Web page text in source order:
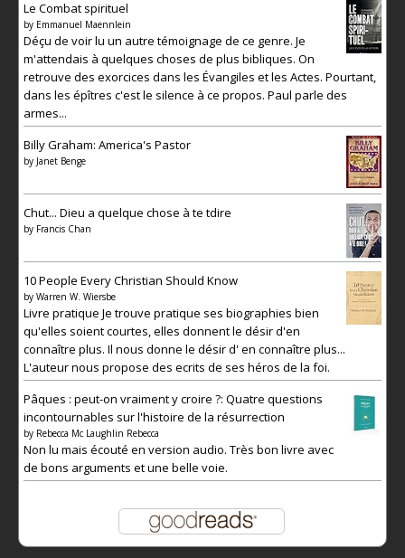
Le Combat spirituel
by Emmanuel Maennlein
Déçu de voir lu un autre témoignage de ce genre. Je
m'attendais à quelques choses de plus bibliques. On
retrouve des exorcices dans les Évangiles et les Actes. Pourtant,
dans les épîtres c'est le silence à ce propos. Paul parle des
armes...
Billy Graham: America's Pastor
by Janet Benge
Chut... Dieu a quelque chose à te tdire
by Francis Chan
10 People Every Christian Should Know
by Warren W. Wiersbe
Livre pratique Je trouve pratique ses biographies bien
qu'elles soient courtes, elles donnent le désir d'en
connaître plus. Il nous donne le désir d' en connaître plus...
L'auteur nous propose des ecrits de ses héros de la foi.
Pâques : peut-on vraiment y croire ?: Quatre questions
incontournables sur l'histoire de la résurrection
by Rebecca Mc Laughlin Rebecca
Non lu mais écouté en version audio. Très bon livre avec
de bons arguments et une belle voie.